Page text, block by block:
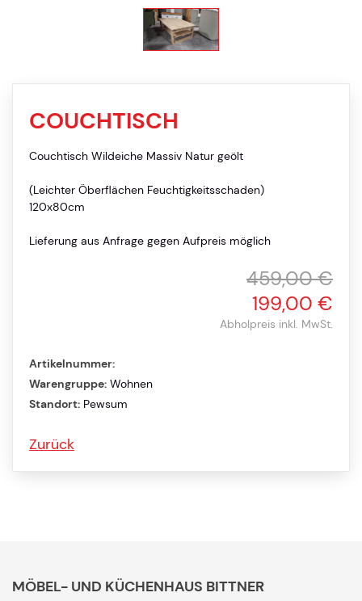
COUCHTISCH
Couchtisch Wildeiche Massiv Natur geölt
(Leichter Öberflächen Feuchtigkeitsschaden)
120x80cm
Lieferung aus Anfrage gegen Aufpreis möglich
459,00 €
199,00 €
Abholpreis inkl. MwSt.
Artikelnummer:
Warengruppe: Wohnen
Standort: Pewsum
Zurück
MÖBEL- UND KÜCHENHAUS BITTNER